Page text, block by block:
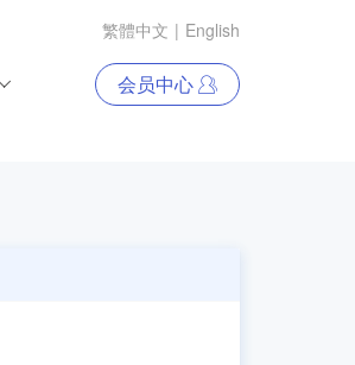
繁體中文 | English
会员中心